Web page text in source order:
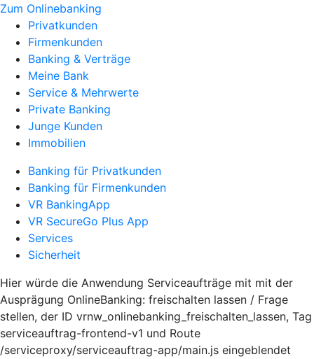
Zum Onlinebanking
Privatkunden
Firmenkunden
Banking & Verträge
Meine Bank
Service & Mehrwerte
Private Banking
Junge Kunden
Immobilien
Banking für Privatkunden
Banking für Firmenkunden
VR BankingApp
VR SecureGo Plus App
Services
Sicherheit
Hier würde die Anwendung Serviceaufträge mit mit der
Ausprägung OnlineBanking: freischalten lassen / Frage
stellen, der ID vrnw_onlinebanking_freischalten_lassen, Tag
serviceauftrag-frontend-v1 und Route
/serviceproxy/serviceauftrag-app/main.js eingeblendet